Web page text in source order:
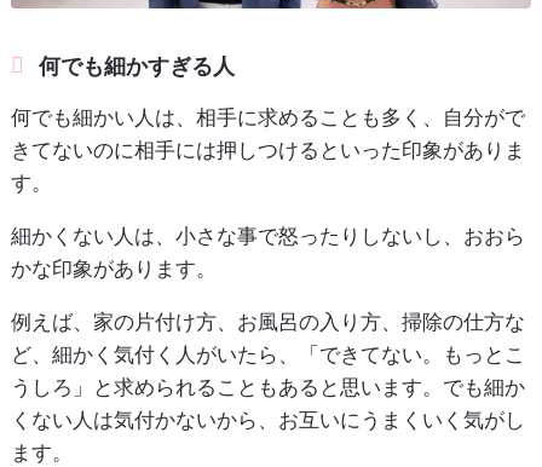
何でも細かすぎる人
何でも細かい人は、相手に求めることも多く、自分がで
きてないのに相手には押しつけるといった印象がありま
す。
細かくない人は、小さな事で怒ったりしないし、おおら
かな印象があります。
例えば、家の片付け方、お風呂の入り方、掃除の仕方な
ど、細かく気付く人がいたら、「できてない。もっとこ
うしろ」と求められることもあると思います。でも細か
くない人は気付かないから、お互いにうまくいく気がし
ます。